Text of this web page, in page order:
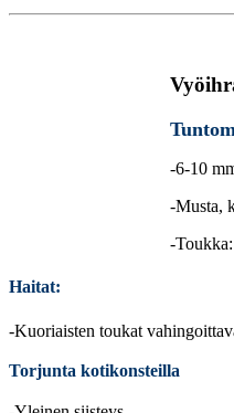
-6-10
-Musta,
-
Haitat:
-Kuoriaisten toukat
Torjunta kotikonsteilla